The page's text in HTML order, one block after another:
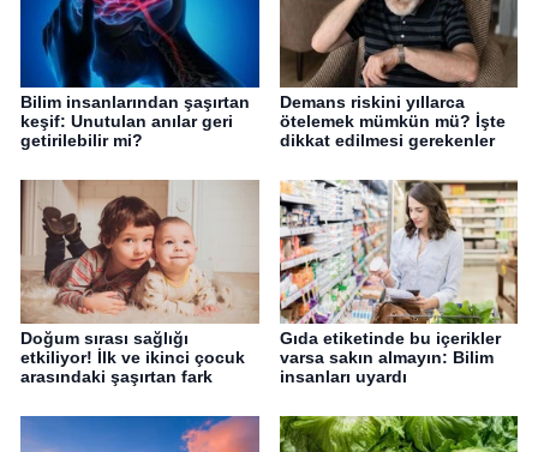
Bilim insanlarından şaşırtan
keşif: Unutulan anılar geri
getirilebilir mi?
Demans riskini yıllarca
ötelemek mümkün mü? İşte
dikkat edilmesi gerekenler
Doğum sırası sağlığı
etkiliyor! İlk ve ikinci çocuk
arasındaki şaşırtan fark
Gıda etiketinde bu içerikler
varsa sakın almayın: Bilim
insanları uyardı